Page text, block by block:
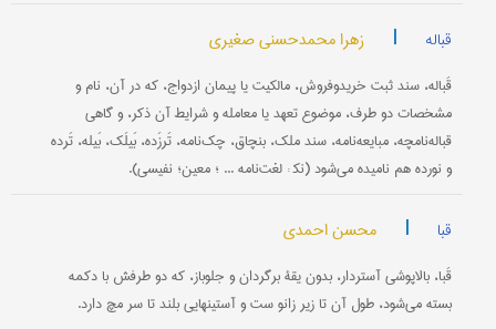
قباله | زهرا محمدحسنی صغیری
قَباله، سند ثبت خریدوفروش، مالکیت یا پیمان ازدواج، که در آن، نام و
مشخصات دو طرف، موضوع تعهد یا معامله و شرایط آن ذکر، و گاهی
قباله‌نامچه، مبایعه‌نامه، سند ملک، بنچاق، چک‌نامه، تَرزَده، بَیلَک، بَیله، تَرده
و نورده هم نامیده می‌شود (نک‍ : لغت‌نامه ... ؛ معین؛ نفیسی).
قبا | محسن احمدی
قَبا، بالاپوشی آستردار، بدون یقۀ برگردان و جلوباز، که دو طرفش با دکمه
بسته می‌شود، طول آن تا زیر زانو ست و آستینهایی بلند تا سر مچ دارد.